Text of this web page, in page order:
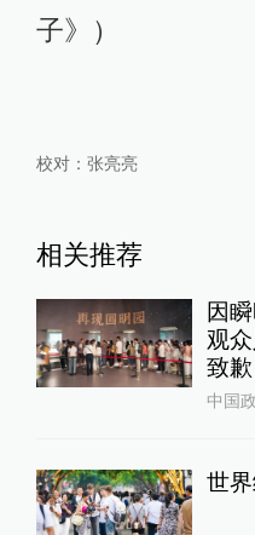
子》）
校对： 张亮亮
相关推荐
因
观
致歉
中国
世